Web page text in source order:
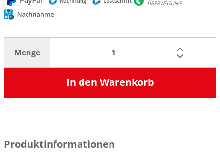
Menge
In den Warenkorb
Produktinformationen